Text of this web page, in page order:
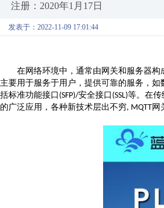
注册：2020年1月17日
发表于：2022-11-09 17:01:44
在网络环境中，通常由网关和服务器
主要用于服务于用户，提供可靠的服务，
括标准功能接口 (SFP)/安全接口 (SSL)等。在传
的广泛应用，各种新技术层出不穷, MQTT网